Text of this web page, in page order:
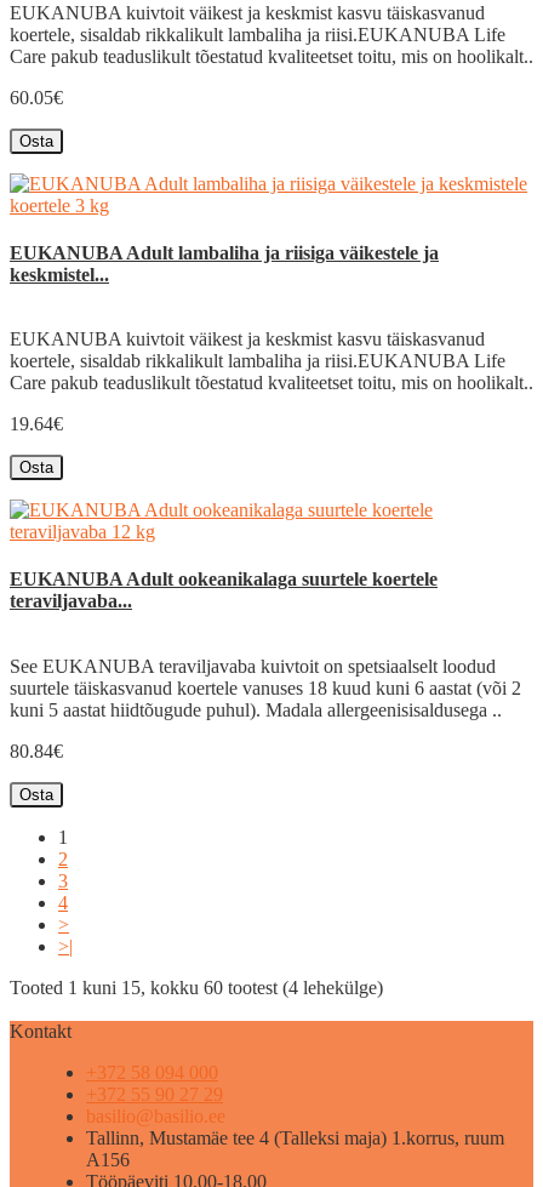
EUKANUBA kuivtoit väikest ja keskmist kasvu täiskasvanud
koertele, sisaldab rikkalikult lambaliha ja riisi.EUKANUBA Life
Care pakub teaduslikult tõestatud kvaliteetset toitu, mis on hoolikalt..
60.05€
Osta
EUKANUBA Adult lambaliha ja riisiga väikestele ja
keskmistel...
EUKANUBA kuivtoit väikest ja keskmist kasvu täiskasvanud
koertele, sisaldab rikkalikult lambaliha ja riisi.EUKANUBA Life
Care pakub teaduslikult tõestatud kvaliteetset toitu, mis on hoolikalt..
19.64€
Osta
EUKANUBA Adult ookeanikalaga suurtele koertele
teraviljavaba...
See EUKANUBA teraviljavaba kuivtoit on spetsiaalselt loodud
suurtele täiskasvanud koertele vanuses 18 kuud kuni 6 aastat (või 2
kuni 5 aastat hiidtõugude puhul). Madala allergeenisisaldusega ..
80.84€
Osta
1
2
3
4
>
>|
Tooted 1 kuni 15, kokku 60 tootest (4 lehekülge)
Kontakt
+372 58 094 000
+372 55 90 27 29
basilio@basilio.ee
Tallinn, Mustamäe tee 4 (Talleksi maja) 1.korrus, ruum
A156
Tööpäeviti 10.00-18.00